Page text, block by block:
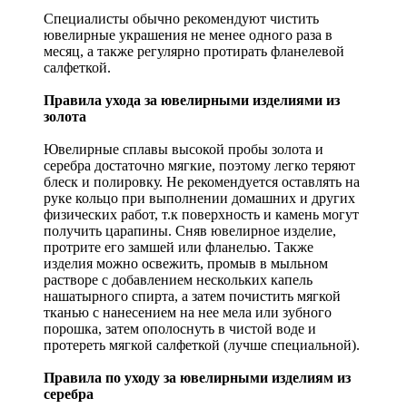
Специалисты обычно рекомендуют чистить
ювелирные украшения не менее одного раза в
месяц, а также регулярно протирать фланелевой
салфеткой.
Правила ухода за ювелирными изделиями из
золота
Ювелирные сплавы высокой пробы золота и
серебра достаточно мягкие, поэтому легко теряют
блеск и полировку. Не рекомендуется оставлять на
руке кольцо при выполнении домашних и других
физических работ, т.к поверхность и камень могут
получить царапины. Сняв ювелирное изделие,
протрите его замшей или фланелью. Также
изделия можно освежить, промыв в мыльном
растворе с добавлением нескольких капель
нашатырного спирта, а затем почистить мягкой
тканью с нанесением на нее мела или зубного
порошка, затем ополоснуть в чистой воде и
протереть мягкой салфеткой (лучше специальной).
Правила по уходу за ювелирными изделиям из
серебра